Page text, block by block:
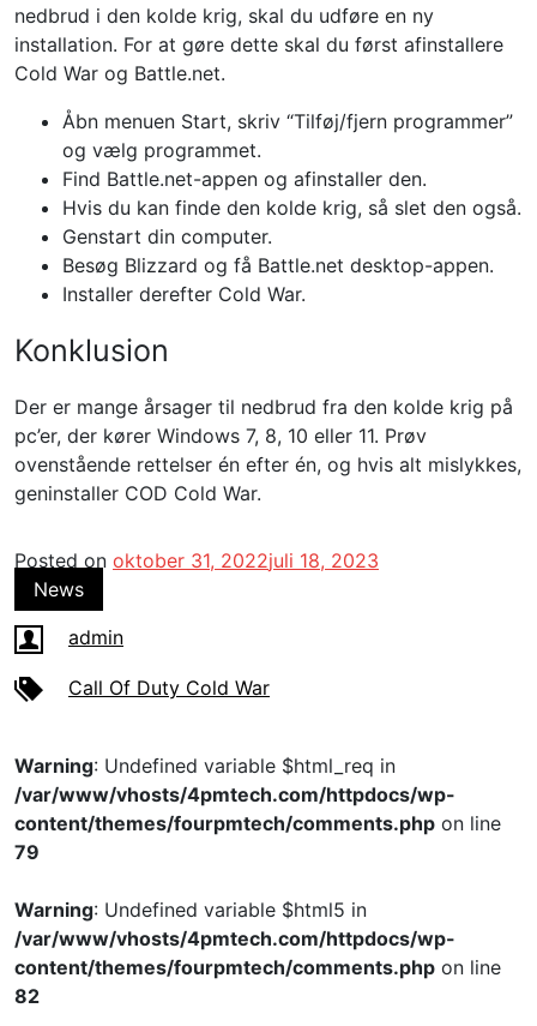
nedbrud i den kolde krig, skal du udføre en ny
installation. For at gøre dette skal du først afinstallere
Cold War og Battle.net.
Åbn menuen Start, skriv “Tilføj/fjern programmer”
og vælg programmet.
Find Battle.net-appen og afinstaller den.
Hvis du kan finde den kolde krig, så slet den også.
Genstart din computer.
Besøg Blizzard og få Battle.net desktop-appen.
Installer derefter Cold War.
Konklusion
Der er mange årsager til nedbrud fra den kolde krig på
pc’er, der kører Windows 7, 8, 10 eller 11. Prøv
ovenstående rettelser én efter én, og hvis alt mislykkes,
geninstaller COD Cold War.
Posted on oktober 31, 2022juli 18, 2023
News
admin
Call Of Duty Cold War
Warning: Undefined variable $html_req in
/var/www/vhosts/4pmtech.com/httpdocs/wp-
content/themes/fourpmtech/comments.php on line
79
Warning: Undefined variable $html5 in
/var/www/vhosts/4pmtech.com/httpdocs/wp-
content/themes/fourpmtech/comments.php on line
82